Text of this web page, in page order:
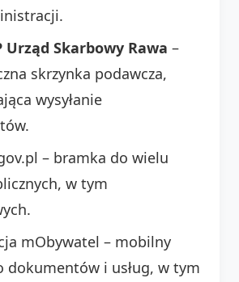
Urząd Skarbowy Rawa –
skrzynka podawcza,
wysyłanie
– bramka do wielu
w tym
mObywatel – mobilny
dokumentów i usług, w tym